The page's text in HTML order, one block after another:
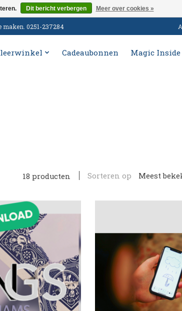
0251-237284
Cadeaubonnen Magic Inside
18 producten Sorteren op Meest
Dit bericht verbergen Meer over cookies »